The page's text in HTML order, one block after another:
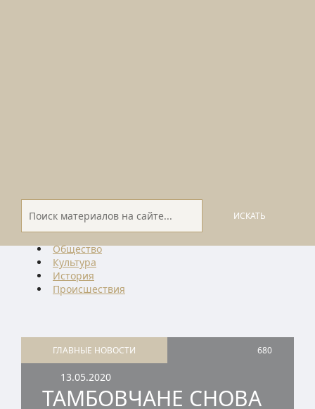
ИСКАТЬ
Общество
Культура
История
Проиcшествия
ГЛАВНЫЕ НОВОСТИ 680
13.05.2020
ТАМБОВЧАНЕ СНОВА